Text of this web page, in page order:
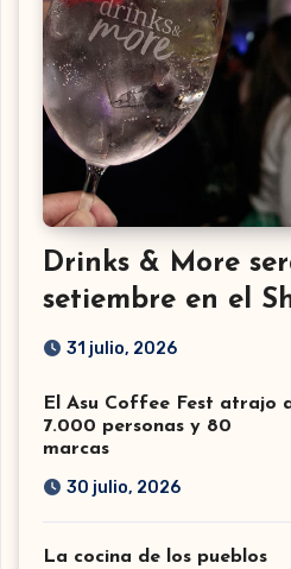
Drinks & More
setiembre en el
31 julio, 2026
El Asu Coffee Fest atrajo
7.000 personas y 80
marcas
30 julio, 2026
La cocina de los pueblos